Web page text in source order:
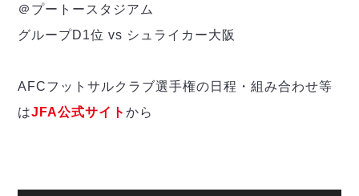
ボアルース長野
名古屋オーシャンズ
ボルクバレット北九州
バサジィ大分
FOLLOW US!
＠プートースタジアム
グループD1位 vs シュライカー大阪
AFCフットサルクラブ選手権の日程・組み合わせ等
はJFA公式サイトから